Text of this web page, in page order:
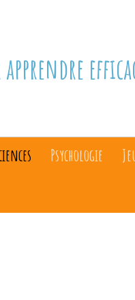
apprendre
Psychologie